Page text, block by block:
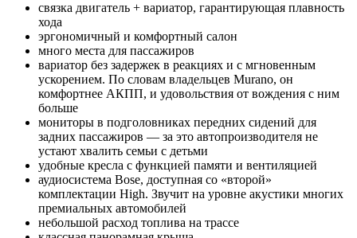
связка двигатель + вариатор, гарантирующая плавность
хода
эргономичный и комфортный салон
много места для пассажиров
вариатор без задержек в реакциях и с мгновенным
ускорением. По словам владельцев Murano, он
комфортнее АКПП, и удовольствия от вождения с ним
больше
мониторы в подголовниках передних сидений для
задних пассажиров — за это автопроизводителя не
устают хвалить семьи с детьми
удобные кресла с функцией памяти и вентиляцией
аудиосистема Bose, доступная со «второй»
комплектации High. Звучит на уровне акустики многих
премиальных автомобилей
небольшой расход топлива на трассе